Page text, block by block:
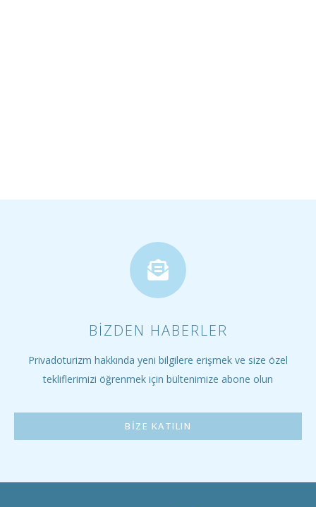
BIZDEN HABERLER
Privadoturizm hakkında yeni bilgilere erişmek ve size özel
tekliflerimizi öğrenmek için bültenimize abone olun
BIZE KATILIN